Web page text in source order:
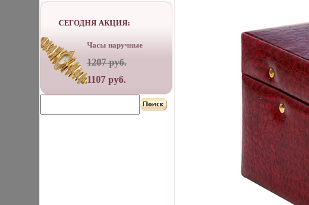
СЕГОДНЯ АКЦИЯ:
Часы наручные
1207 руб.
1107 руб.